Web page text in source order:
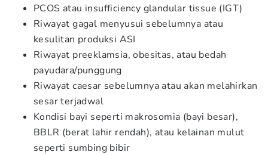
PCOS atau insufficiency glandular tissue (IGT)
Riwayat gagal menyusui sebelumnya atau
kesulitan produksi ASI
Riwayat preeklamsia, obesitas, atau bedah
payudara/punggung
Riwayat caesar sebelumnya atau akan melahirkan
sesar terjadwal
Kondisi bayi seperti makrosomia (bayi besar),
BBLR (berat lahir rendah), atau kelainan mulut
seperti sumbing bibir